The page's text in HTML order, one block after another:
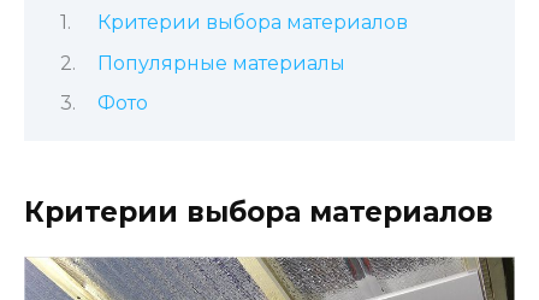
Критерии выбора материалов
Популярные материалы
Фото
Критерии выбора материалов